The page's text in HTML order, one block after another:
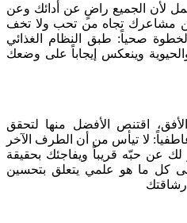
لأن الجميع راضٍ عن أدائك وعن
مشاعرك تجاه من تحب ولا تخف
صحياً: طبق النظام الغذائي
وينعكس إيجاباً على وضعك
اقتنص الأفضل منها لتحقق
لا تيأس من أن الطرف الآخر
عن حبّه قريباً ويفاجئك بحقيقة
كل ما هو علمي يتعلق بتحسين